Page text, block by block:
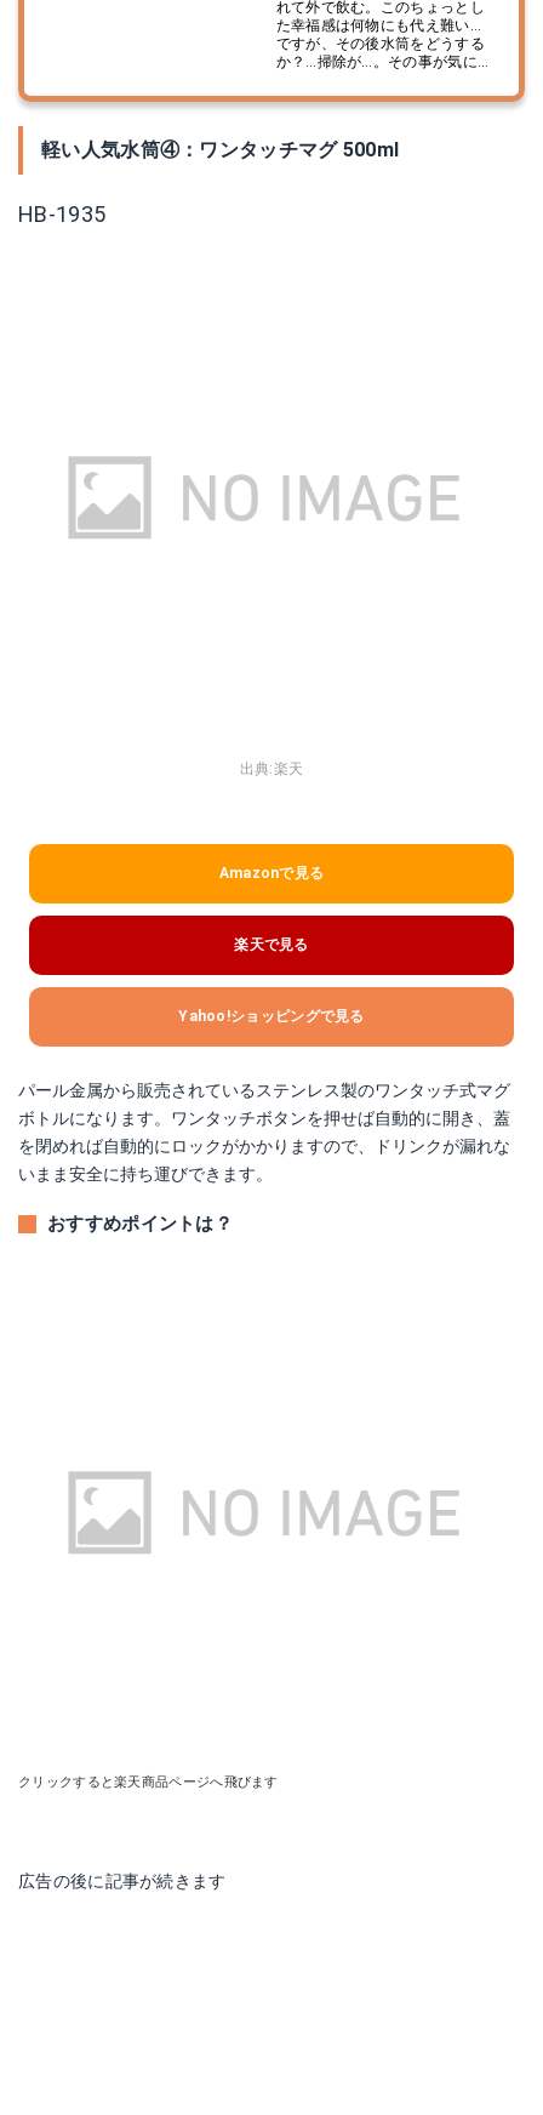
れて外で飲む。このちょっとし
た幸福感は何物にも代え難い…
ですが、その後水筒をどうする
か？…掃除が…。その事が気に...
軽い人気水筒④：ワンタッチマグ 500ml
HB-1935
出典:楽天
Amazonで見る
楽天で見る
Yahoo!ショッピングで見る
パール金属から販売されているステンレス製のワンタッチ式マグ
ボトルになります。ワンタッチボタンを押せば自動的に開き、蓋
を閉めれば自動的にロックがかかりますので、ドリンクが漏れな
いまま安全に持ち運びできます。
おすすめポイントは？
クリックすると楽天商品ページへ飛びます
広告の後に記事が続きます